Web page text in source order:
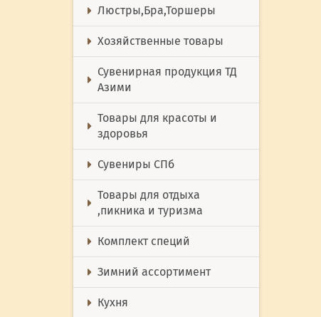
Люстры,Бра,Торшеры
Хозяйственные товары
Сувенирная продукция ТД
Азими
Товары для красоты и
здоровья
Сувениры СПб
Товары для отдыха
,пикника и туризма
Комплект специй
Зимний ассортимент
Кухня